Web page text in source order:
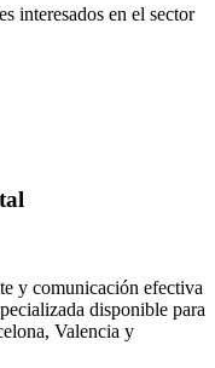
interesados en el sector
y comunicación efectiva
disponible para
Valencia y